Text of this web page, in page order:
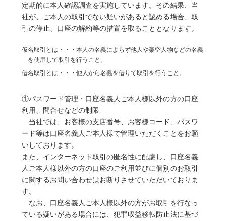
定期的に本人確認調査を実施しています。その結果、当
社が、ご本人の取引でない疑いがあると認める場合、取
引の停止、口座の解約等の措置を取ることとなります。
仮名取引とは・・・本人の名義によらず他人や架空人物などの名義
を使用して取引を行うこと。
借名取引とは・・・他人から名義を借りて取引を行うこと。
①パスワード管理・口座名義人ご本人様以外の方の口座
利用、問合せなどの制限
当社では、お客様の支店番号、お客様コード、パスワ
ード等は口座名義人ご本人様で管理いただくことをお願
いしております。
また、インターネット取引の匿名性に配慮し、口座名義
人ご本人様以外の方の口座のご利用並びに個別のお取引
に関するお問い合わせはお断りさせていただいておりま
す。
なお、口座名義人ご本人様以外の方がお取引を行なっ
ている疑いがある場合には、犯罪収益移転防止法に基づ